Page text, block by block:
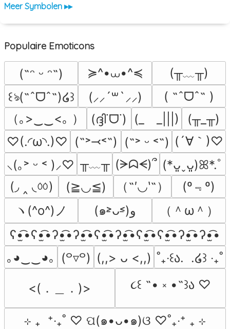
Meer Symbolen ▸▸
Populaire Emoticons
(˶ᵔ ᵕ ᵔ˶) ≽^•⩊•^≼
(╥﹏╥)
꒰ঌ(˶ˆᗜˆ˵)໒꒱
(⸝⸝´꒳`⸝⸝)
( ˶ˆᗜˆ˵ )
（｡>‿‿<｡ ）
(ദ്ദി˙ᗜ˙) (_　_|||)
(╥_╥)
♡(.◜ω◝.)♡ (˶˃⤙˂˶) (˶˃ ᵕ ˂˶) (´∀｀)♡
⸜(｡˃ ᵕ ˂ )⸝♡ ╥﹏╥ (ᗒᗣᗕ)՞ (*ᴗ͈ˬᴗ͈)ꕤ*.ﾟ
(◞ ‸ ◟ㆀ)
(≧◡≦) （˶′◡‵˶）
(º﹃º)
ヽ(^o^)ノ
(๑˃̵ᴗ˂̵)و
（＾ω＾）
ʕ•̫͡•ʕ•̫͡•ʔ•̫͡•ʔ•̫͡•ʕ•̫͡•ʔ•̫͡•ʕ•̫͡•ʕ•̫͡•ʔ•̫͡•ʔ•̫͡•
｡◕‿‿◕｡
(꒪▿꒪) (,,> ᴗ <,,) ˚₊‧꒰ა.  .໒꒱ ‧₊˚
<(．＿．)> ૮꒰ ˶• ༝ •˶꒱ა ♡
⊹ ₊  ⁺‧₊˚ ♡ ପ(๑•ᴗ•๑)ଓ ♡˚₊‧⁺ ₊ ⊹